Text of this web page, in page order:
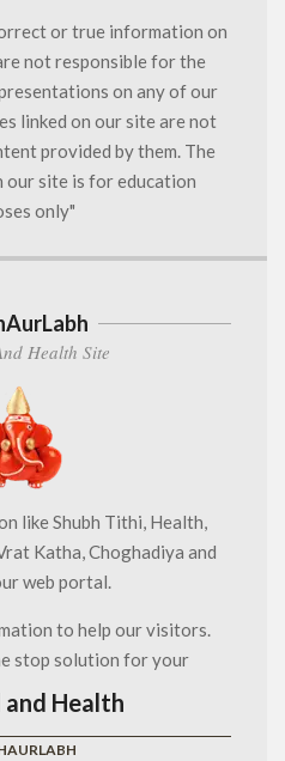
or true information on
not responsible for the
on any of our
linked on our site are not
provided by them. The
site is for education
only"
Health Site
like Shubh Tithi, Health,
Katha, Choghadiya and
web portal.
to help our visitors.
stop solution for your
Health